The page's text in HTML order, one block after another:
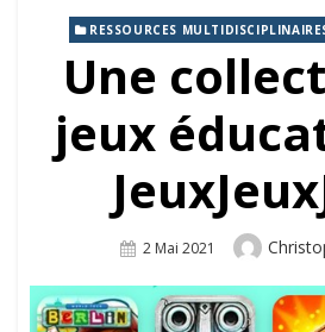
RESSOURCES
Une
jeux
Posted
2 Mai 2021 Author